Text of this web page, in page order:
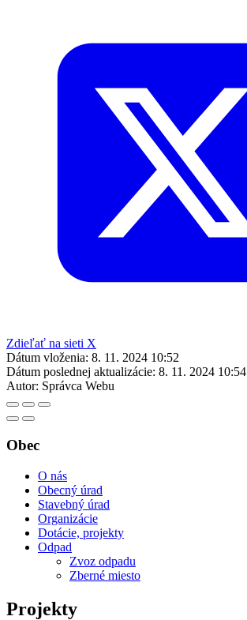
Zdieľať na sieti X
Dátum vloženia: 8. 11. 2024 10:52
Dátum poslednej aktualizácie: 8. 11. 2024 10:54
Autor: Správca Webu
Obec
O nás
Obecný úrad
Stavebný úrad
Organizácie
Dotácie, projekty
Odpad
Zvoz odpadu
Zberné miesto
Projekty